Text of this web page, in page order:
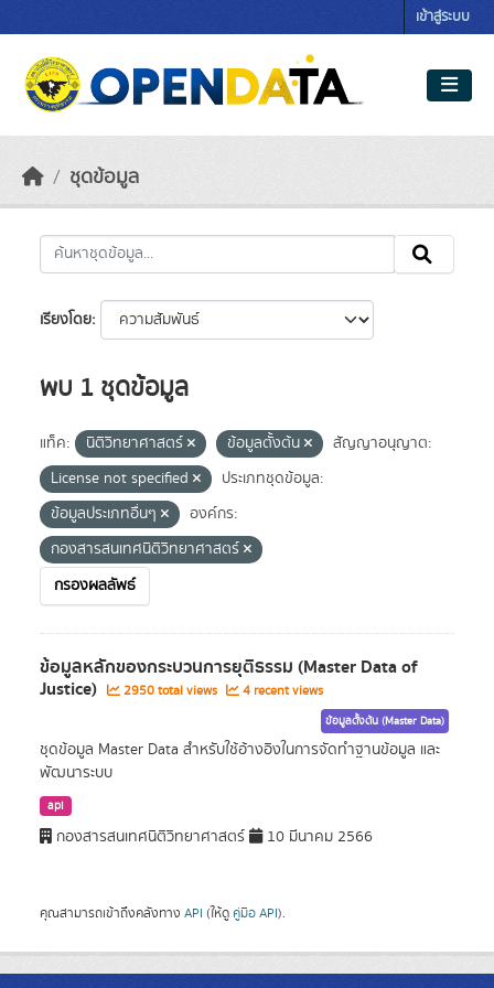
เข้าสู่ระบบ
ชุดข้อมูล
เรียงโดย
พบ 1 ชุดข้อมูล
แท็ค: นิติวิทยาศาสตร์ ข้อมูลตั้งต้น
สัญญาอนุญาต:
License not specified
ประเภทชุดข้อมูล:
ข้อมูลประเภทอื่นๆ
องค์กร:
กองสารสนเทศนิติวิทยาศาสตร์
กรองผลลัพธ์
ข้อมูลหลักของกระบวนการยุติธรรม (Master Data of
Justice) 2950 total views 4 recent views
ข้อมูลตั้งต้น (Master Data)
ชุดข้อมูล Master Data สำหรับใช้อ้างอิงในการจัดทำฐานข้อมูล และ
พัฒนาระบบ
api
กองสารสนเทศนิติวิทยาศาสตร์ 10 มีนาคม 2566
คุณสามารถเข้าถึงคลังทาง API (ให้ดู คู่มือ API).